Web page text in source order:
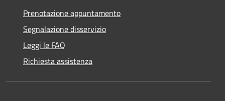
Prenotazione appuntamento
Segnalazione disservizio
Leggi le FAQ
Richiesta assistenza